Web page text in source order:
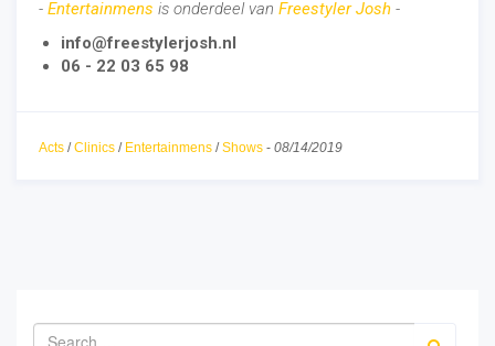
- Entertainmens is onderdeel van Freestyler Josh -
info@freestylerjosh.nl
06 - 22 03 65 98
Acts /Clinics / Entertainmens /Shows - 08/14/2019